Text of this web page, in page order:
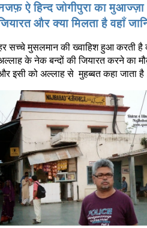
ऐ हिन्द जोगीपुरा का मुआज्ज़ा
और क्या मिलता है वहाँ
सच्चे मुसलमान की ख्वाहिश हुआ करती है
के नेक बन्दों की जियारत करने का
इसी को अल्लाह से मुहब्बत कहा जाता है